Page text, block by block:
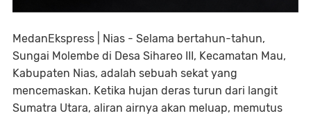
MedanEkspress | Nias - Selama bertahun-tahun,
Sungai Molembe di Desa Sihareo III, Kecamatan Mau,
Kabupaten Nias, adalah sebuah sekat yang
mencemaskan. Ketika hujan deras turun dari langit
Sumatra Utara, aliran airnya akan meluap, memutus